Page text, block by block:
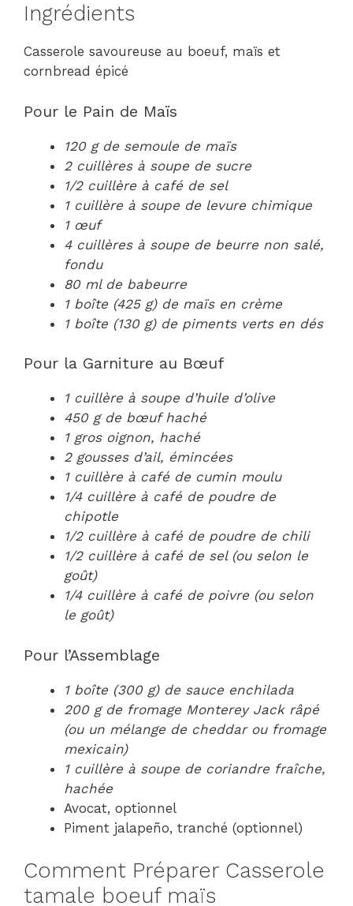
Ingrédients
Casserole savoureuse au boeuf, maïs et
cornbread épicé
Pour le Pain de Maïs
120 g de semoule de maïs
2 cuillères à soupe de sucre
1/2 cuillère à café de sel
1 cuillère à soupe de levure chimique
1 œuf
4 cuillères à soupe de beurre non salé,
fondu
80 ml de babeurre
1 boîte (425 g) de maïs en crème
1 boîte (130 g) de piments verts en dés
Pour la Garniture au Bœuf
1 cuillère à soupe d’huile d’olive
450 g de bœuf haché
1 gros oignon, haché
2 gousses d’ail, émincées
1 cuillère à café de cumin moulu
1/4 cuillère à café de poudre de
chipotle
1/2 cuillère à café de poudre de chili
1/2 cuillère à café de sel (ou selon le
goût)
1/4 cuillère à café de poivre (ou selon
le goût)
Pour l’Assemblage
1 boîte (300 g) de sauce enchilada
200 g de fromage Monterey Jack râpé
(ou un mélange de cheddar ou fromage
mexicain)
1 cuillère à soupe de coriandre fraîche,
hachée
Avocat, optionnel
Piment jalapeño, tranché (optionnel)
Comment Préparer Casserole
tamale boeuf maïs